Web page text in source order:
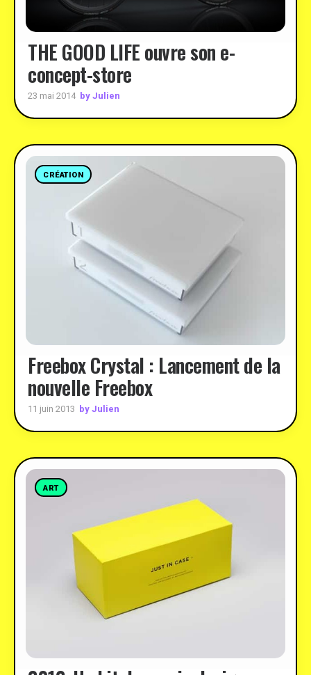
THE GOOD LIFE ouvre son e-
concept-store
23 mai 2014 by Julien
CRÉATION
Freebox Crystal : Lancement de la
nouvelle Freebox
11 juin 2013 by Julien
ART